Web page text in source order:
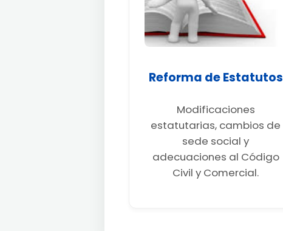
Reforma de Estatutos
Modificaciones
estatutarias, cambios de
sede social y
adecuaciones al Código
Civil y Comercial.